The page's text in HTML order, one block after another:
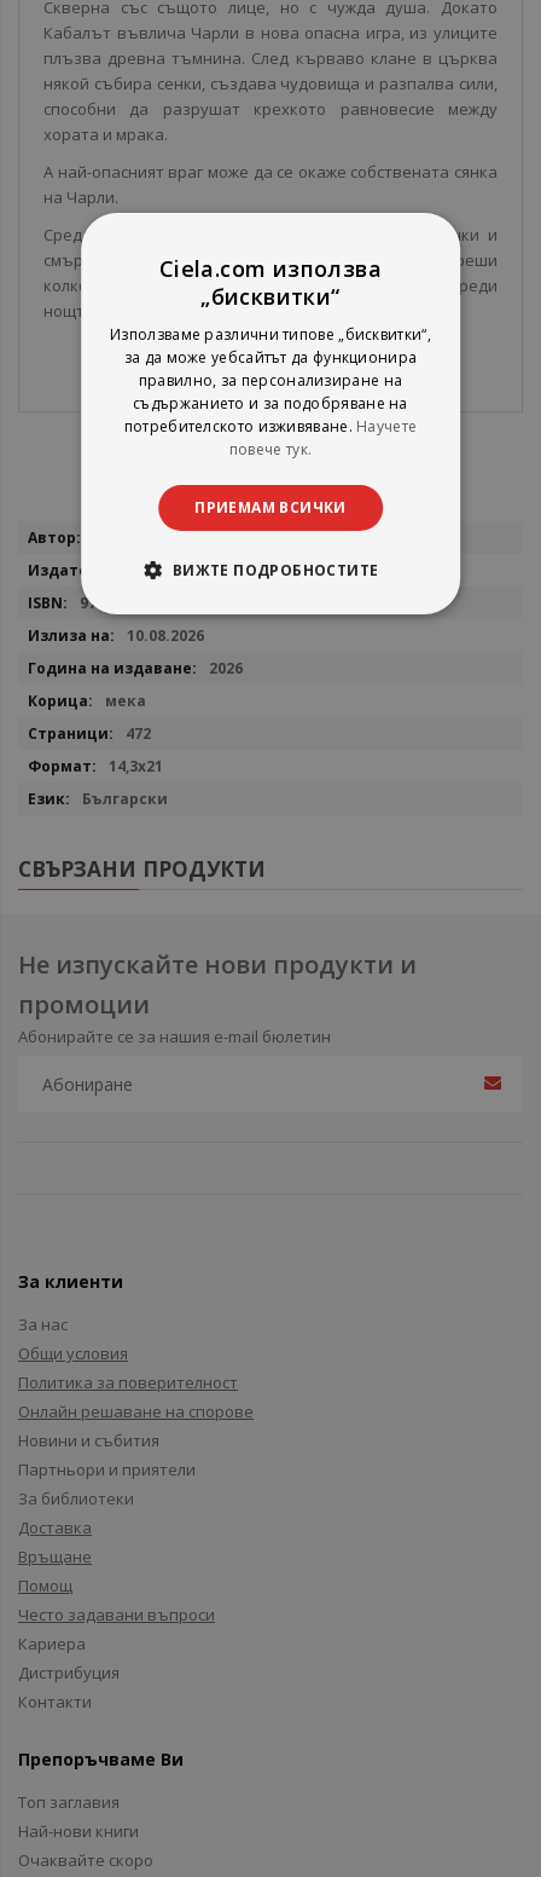
Скверна със същото лице, но с чужда душа. Докато
Кабалът въвлича Чарли в нова опасна игра, из улиците
плъзва древна тъмнина. След кърваво клане в църква
някой събира сенки, създава чудовища и разпалва сили,
способни да разрушат крехкото равновесие между
хората и мрака.
А най-опасният враг може да се окаже собствената сянка
на Чарли.
Сред забранена магия, тайни общества, живи сенки и
смъртоносни предателства Чарли ще трябва да реши
колко е готова да жертва, за да спре кошмара, преди
нощта да погълне света.
Повече
Сиела
9789542855156
10.08.2026
2026
мека
472
14,3х21
Български
СВЪРЗАНИ ПРОДУКТИ
Не изпускайте нови продукти и
промоции
Абонирайте се за нашия e-mail бюлетин
За клиенти
За нас
Общи условия
Политика за поверителност
Онлайн решаване на спорове
Новини и събития
Партньори и приятели
За библиотеки
Доставка
Връщане
Помощ
Често задавани въпроси
Кариера
Дистрибуция
Контакти
Препоръчваме Ви
Топ заглавия
Най-нови книги
Очаквайте скоро
Ciela.com използва
„бисквитки“
Използваме различни типове „бисквитки“,
за да може уебсайтът да функционира
правилно, за персонализиране на
съдържанието и за подобряване на
потребителското изживяване. Научете
повече тук.
ПРИЕМАМ ВСИЧКИ
ВИЖТЕ ПОДРОБНОСТИТЕ